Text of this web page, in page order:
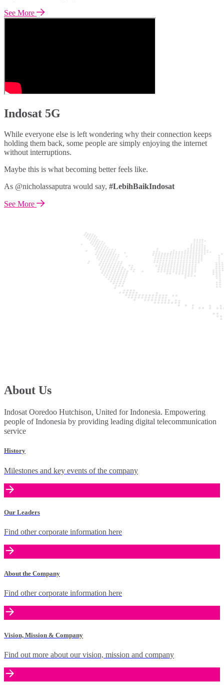
See More
Indosat 5G
While everyone else is left wondering why their connection keeps
holding them back, some people are simply enjoying the internet
without interruptions.
Maybe this is what becoming better feels like.
As @nicholassaputra would say, #LebihBaikIndosat
See More
About Us
Indosat Ooredoo Hutchison, United for Indonesia. Empowering
people of Indonesia by providing leading digital telecommunication
service
History
Milestones and key events of the company
Our Leaders
Find other corporate information here
About the Company
Find other corporate information here
Vision, Mission & Company
Find out more about our vision, mission and company